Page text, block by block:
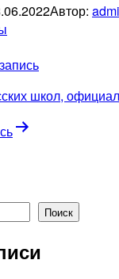
Автор:
школ,
Поиск